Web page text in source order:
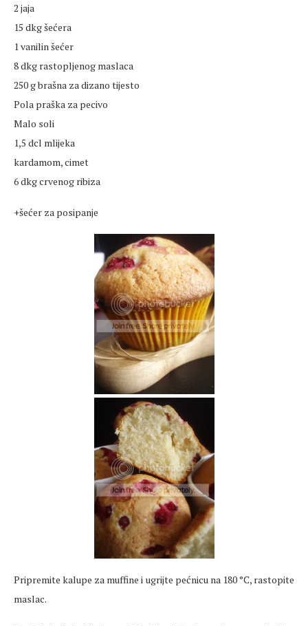
2 jaja
15 dkg šećera
1 vanilin šećer
8 dkg rastopljenog maslaca
250 g brašna za dizano tijesto
Pola praška za pecivo
Malo soli
1,5 dcl mlijeka
kardamom, cimet
6 dkg crvenog ribiza
+šećer za posipanje
Pripremite kalupe za muffine i ugrijte pećnicu na 180 °C, rastopite
maslac.